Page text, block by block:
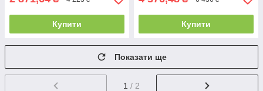
Купити Купити
Показати ще
1 / 2